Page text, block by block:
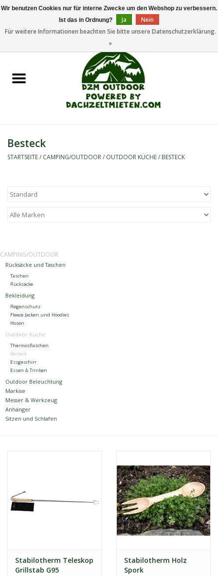
Dachzeltanhänger
Camping/Outdoor
Marken
Dachzelt Mieten
Besteck
STARTSEITE/ CAMPING/OUTDOOR/ OUTDOOR KÜCHE/ BESTECK
CAMPING/OUTDOOR
Rücksäcke und Taschen
Taschen
Rücksäcke
Bekleidung
Regenschutz
Fleece Jacken und Hoodies
Hosen
Outdoor Küche
Thermosflaschen
Besteck
Essgeschirr
Essen & Trinken
Outdoor Beleuchtung
Markise
Messer & Werkzeug
Anhänger
Sitzen und Schlafen
Stabilotherm Teleskop
Grillstab G95
Stabilotherm Holz
Spork
Wir benutzen Cookies nur für interne Zwecke um den Webshop zu verbessern.
Ist das in Ordnung?
Ja
Nein
Für weitere Informationen beachten Sie bitte unsere Datenschutzerklärung.
»